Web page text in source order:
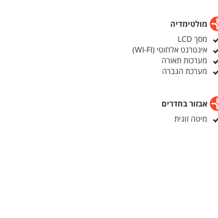
מולטימדיה
מסך LCD
אינטרנט אלחוטי (WI-FI)
מערכות תאורה
מערכת הגברה
אבזור בחדרים
מיטה זוגית